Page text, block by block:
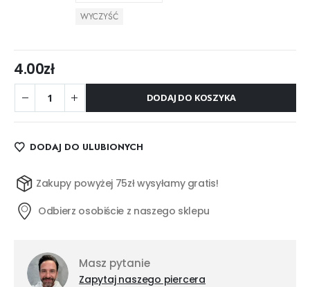
WYCZYŚĆ
4.00zł
DODAJ DO KOSZYKA
DODAJ DO ULUBIONYCH
Zakupy powyżej 75zł wysyłamy gratis!
Odbierz osobiście z naszego sklepu
Masz pytanie
Zapytaj naszego piercera